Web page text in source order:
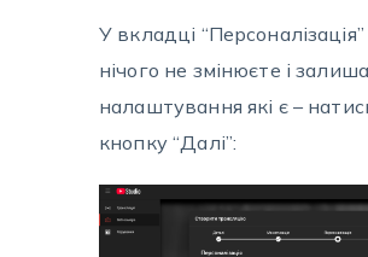
У вкладці
нічого не змінюєте і
налаштування які є –
кнопку “Далі”: